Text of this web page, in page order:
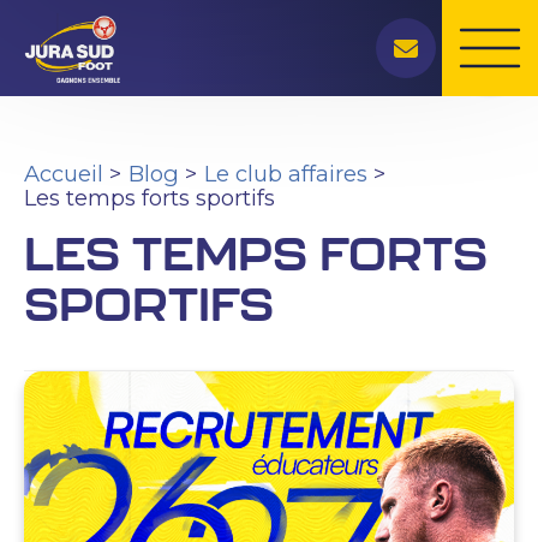
contenu
Accueil Blog
Le club affaires
Les temps forts sportifs
LES TEMPS FORTS
SPORTIFS
Rechercher